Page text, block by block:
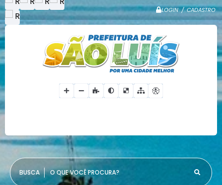
LOGIN / CADASTRO
O QUE VOCÊ PROCURA?